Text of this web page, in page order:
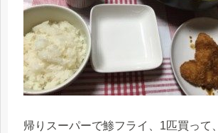
帰りスーパーで鯵フライ、1匹買って、